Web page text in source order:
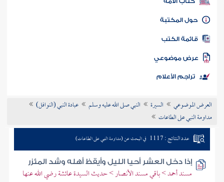
كتاب الأمة
المكتبة
الكتب
موضوعي
تراجم الأعلام
العرض الموضوعي السيرة النبي صلى الله عليه وسلم
عبادة النبي (النوافل)
مداومة النبي على الطاعات
عدد النتائج : 1117 في البحث عن (مداومة النبي على الطاعات)
إذا دخل العشر أحيا الليل وأيقظ أهله وشد المئزر
مسند أحمد > باقي مسند الأنصار > حديث السيدة عائشة رضي الله عنها